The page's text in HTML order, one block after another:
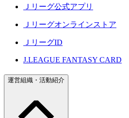
Ｊリーグ公式アプリ
Ｊリーグオンラインストア
ＪリーグID
J.LEAGUE FANTASY CARD
運営組織・活動紹介